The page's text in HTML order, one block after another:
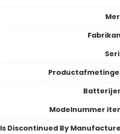
Modelnummer
Is Discontinued By